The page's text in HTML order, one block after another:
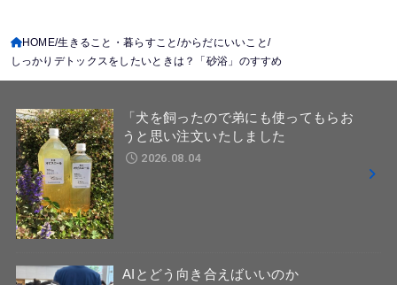
HOME 生きること・暮らすこと からだにいいこと
しっかりデトックスをしたいときは？「砂浴」のすすめ
「犬を飼ったので弟にも使ってもらお
うと思い注文いたしました
2026.08.04
AIとどう向き合えばいいのか